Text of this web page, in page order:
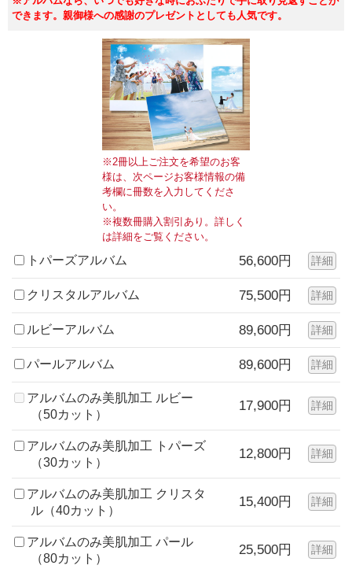
できます。親御様への感謝のプレゼントとしても人気です。
※2冊以上ご注文を希望のお客
様は、次ページお客様情報の備
考欄に冊数を入力してくださ
い。
※複数冊購入割引あり。詳しく
は詳細をご覧ください。
トパーズアルバム 56,600円 詳細
クリスタルアルバム 75,500円 詳細
ルビーアルバム 89,600円 詳細
パールアルバム 89,600円 詳細
アルバムのみ美肌加工 ルビー
（50カット）
17,900円 詳細
アルバムのみ美肌加工 トパーズ
（30カット）
12,800円 詳細
アルバムのみ美肌加工 クリスタ
ル（40カット）
15,400円 詳細
アルバムのみ美肌加工 パール
（80カット）
25,500円 詳細